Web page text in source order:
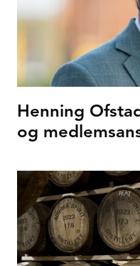
Henning
og